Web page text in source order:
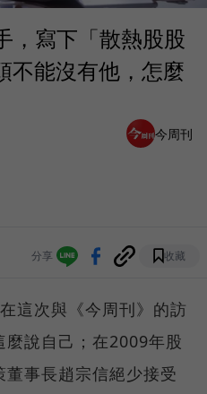
，寫下「散熱股股
不能沒有他，怎麼
今周刊
分享 收藏
這次與《今周刊》的訪
說自己；在2009年股
事長趙宗信絕少接受